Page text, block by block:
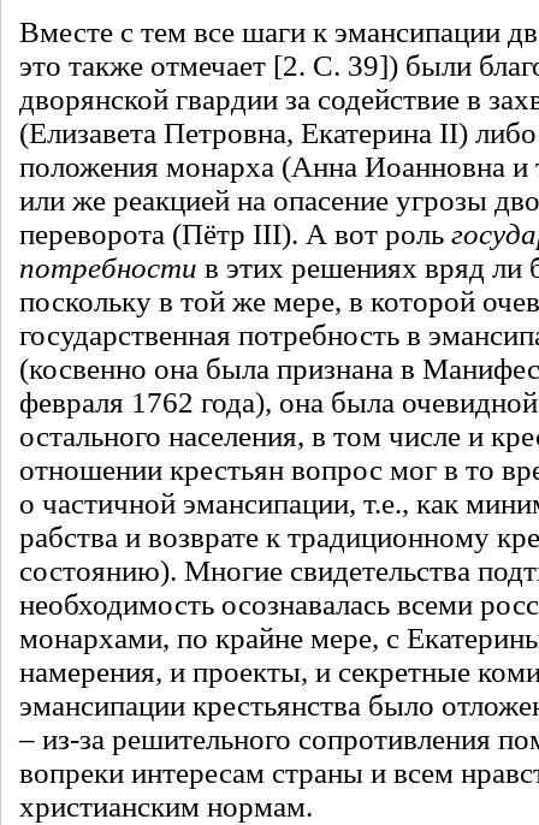
Вместе с тем все шаги к эмансипации
это также отмечает [2. С. 39]) были
дворянской гвардии за содействие в
(Елизавета Петровна, Екатерина II)
положения монарха (Анна Иоанновна и
или же реакцией на опасение угрозы
переворота (Пётр III). А вот роль
потребности в этих решениях вряд
поскольку в той же мере, в которой
государственная потребность в
(косвенно она была признана в
февраля 1762 года), она была
остального населения, в том числе и
отношении крестьян вопрос мог в то
о частичной эмансипации, т.е., как
рабства и возврате к традиционному
состоянию). Многие свидетельства
необходимость осознавалась всеми
монархами, по крайне мере, с
намерения, и проекты, и секретные
эмансипации крестьянства было
– из-за решительного сопротивления
вопреки интересам страны и всем
христианским нормам.